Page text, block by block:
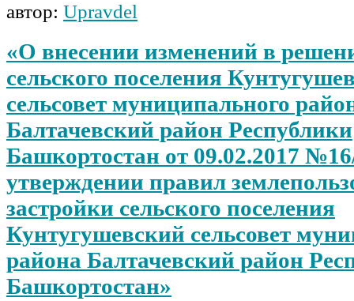
автор: Upravdel
«О внесении изменений в
сельского поселения
сельсовет муниципального
Балтачевский район Республики
Башкортостан от 09.02.2017
утверждении правил
застройки сельского поселения
Кунтугушевский сельсовет
района Балтачевский район
Башкортостан»